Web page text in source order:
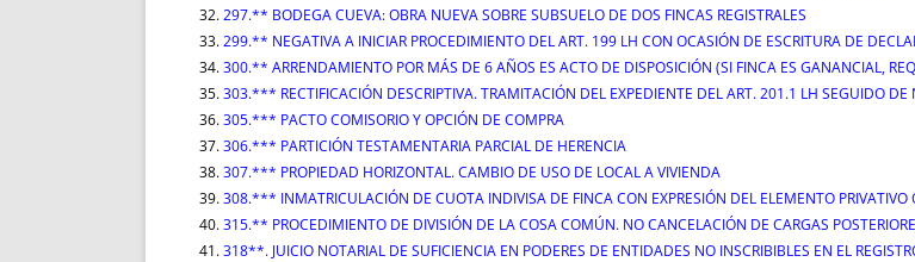
297.** BODEGA CUEVA: OBRA NUEVA SOBRE SUBSUELO DE DOS FINCAS REGISTRALES
299.** NEGATIVA A INICIAR PROCEDIMIENTO DEL ART. 199 LH CON OCASIÓN DE ESCRITURA DE
300.** ARRENDAMIENTO POR MÁS DE 6 AÑOS ES ACTO DE DISPOSICIÓN (SI FINCA ES GANANCIAL,
303.*** RECTIFICACIÓN DESCRIPTIVA. TRAMITACIÓN DEL EXPEDIENTE DEL ART. 201.1 LH SEGUIDO
305.*** PACTO COMISORIO Y OPCIÓN DE COMPRA
306.*** PARTICIÓN TESTAMENTARIA PARCIAL DE HERENCIA
307.*** PROPIEDAD HORIZONTAL. CAMBIO DE USO DE LOCAL A VIVIENDA
308.*** INMATRICULACIÓN DE CUOTA INDIVISA DE FINCA CON EXPRESIÓN DEL ELEMENTO PRIVATIVO
315.** PROCEDIMIENTO DE DIVISIÓN DE LA COSA COMÚN. NO CANCELACIÓN DE CARGAS
318**. JUICIO NOTARIAL DE SUFICIENCIA EN PODERES DE ENTIDADES NO INSCRIBIBLES EN EL